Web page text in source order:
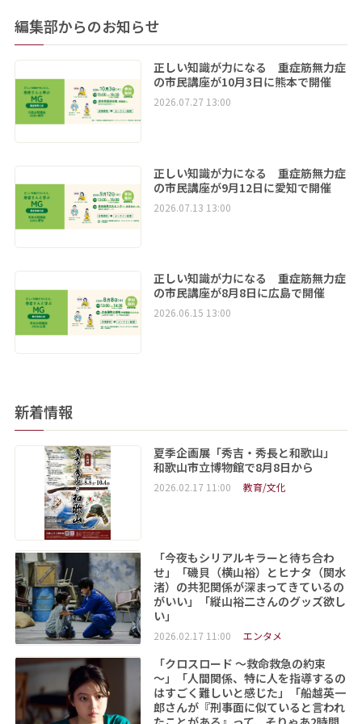
編集部からのお知らせ
正しい知識が力になる 重症筋無力症
の市民講座が10月3日に熊本で開催
2026.07.27 13:00
正しい知識が力になる 重症筋無力症
の市民講座が9月12日に愛知で開催
2026.07.13 13:00
正しい知識が力になる 重症筋無力症
の市民講座が8月8日に広島で開催
2026.06.15 13:00
新着情報
夏季企画展「秀吉・秀長と和歌山」
和歌山市立博物館で8月8日から
2026.02.17 11:00 教育/文化
「今夜もシリアルキラーと待ち合わ
せ」「磯貝（横山裕）とヒナタ（関水
渚）の共犯関係が深まってきているの
がいい」「縦山裕二さんのグッズ欲し
い」
2026.02.17 11:00 エンタメ
「クロスロード ～救命救急の約束
～」「人間関係、特に人を指導するの
はすごく難しいと感じた」「船越英一
郎さんが『刑事面に似ていると言われ